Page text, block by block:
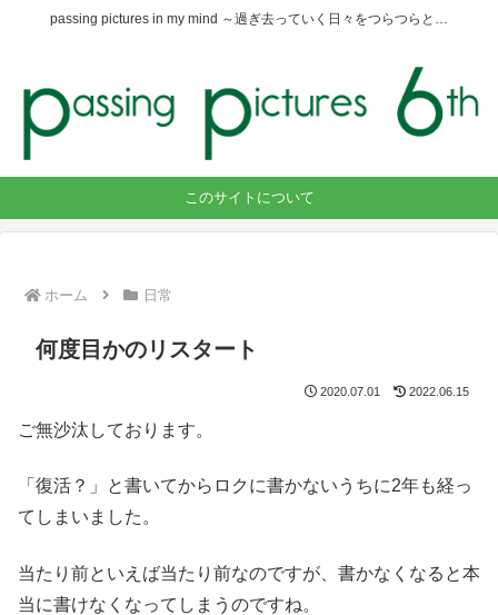
passing pictures in my mind ～過ぎ去っていく日々をつらつらと…
このサイトについて
ホーム 日常
何度目かのリスタート
2020.07.01 2022.06.15
ご無沙汰しております。
「復活？」と書いてからロクに書かないうちに2年も経っ
てしまいました。
当たり前といえば当たり前なのですが、書かなくなると本
当に書けなくなってしまうのですね。